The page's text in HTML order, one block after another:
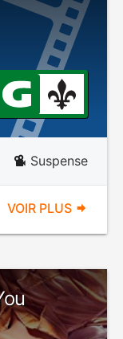
Suspense
VOIR PLUS